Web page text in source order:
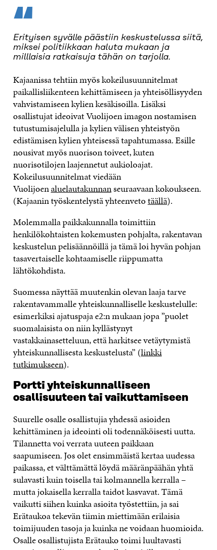
“
Erityisen syvälle päästiin keskustelussa siitä,
miksei politiikkaan haluta mukaan ja
milllaisia ratkaisuja tähän on tarjolla.
Kajaanissa tehtiin myös kokeilusuunnitelmat
paikallisliikenteen kehittämiseen ja yhteisöllisyyden
vahvistamiseen kylien kesäkisoilla. Lisäksi
osallistujat ideoivat Vuolijoen imagon nostamisen
tutustumisajelulla ja kylien välisen yhteistyön
edistämisen kylien yhteisessä tapahtumassa. Esille
nousivat myös nuorison toiveet, kuten
nuorisotilojen laajennetut aukioloajat.
Kokeilusuunnitelmat viedään
Vuolijoenaluelautakunnanseuraavaan kokoukseen.
(Kajaanin työskentelystä yhteenvetotäällä).
Molemmalla paikkakunnalla toimittiin
henkilökohtaisten kokemusten pohjalta, rakentavan
keskustelun pelisäännöillä ja tämä loi hyvän pohjan
tasavertaiselle kohtaamiselle riippumatta
lähtökohdista.
Suomessa näyttää muutenkin olevan laaja tarve
rakentavammalle yhteiskunnalliselle keskustelulle:
esimerkiksi ajatuspaja e2:n mukaan jopa ”puolet
suomalaisista on niin kyllästynyt
vastakkainasetteluun, että harkitsee vetäytymistä
yhteiskunnallisesta keskustelusta” (linkki
tutkimukseen).
Portti yhteiskunnalliseen
osallisuuteen tai vaikuttamiseen
Suurelle osalle osallistujia yhdessä asioiden
kehittäminen ja ideointi oli todennäköisesti uutta.
Tilannetta voi verrata uuteen paikkaan
saapumiseen. Jos olet ensimmäistä kertaa uudessa
paikassa, et välttämättä löydä määränpäähän yhtä
sulavasti kuin toisella tai kolmannella kerralla –
mutta jokaisella kerralla taidot kasvavat. Tämä
vaikutti siihen kuinka asioita työstettiin, ja sai
Erätaukoa tekevän tiimin miettimään erilaisia
toimijuuden tasoja ja kuinka ne voidaan huomioida.
Osalle osallistujista Erätauko toimi luultavasti